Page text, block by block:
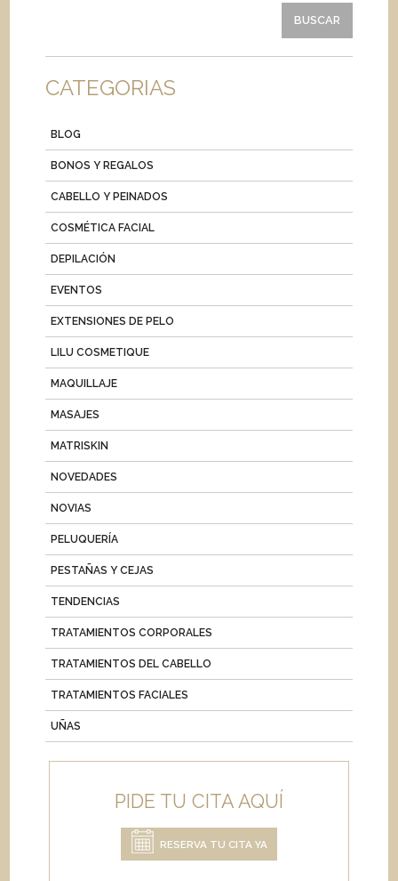
CATEGORIAS
BLOG
BONOS Y REGALOS
CABELLO Y PEINADOS
COSMÉTICA FACIAL
DEPILACIÓN
EVENTOS
EXTENSIONES DE PELO
LILU COSMETIQUE
MAQUILLAJE
MASAJES
MATRISKIN
NOVEDADES
NOVIAS
PELUQUERÍA
PESTAÑAS Y CEJAS
TENDENCIAS
TRATAMIENTOS CORPORALES
TRATAMIENTOS DEL CABELLO
TRATAMIENTOS FACIALES
UÑAS
PIDE TU CITA AQUÍ
RESERVA TU CITA YA